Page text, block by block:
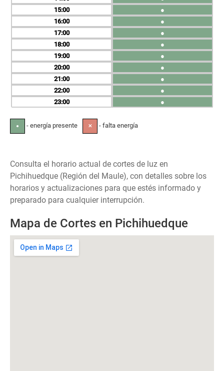
15
16
17
18
19
20
21
22
23
●
●
●
●
●
●
●
●
●
● - energía presente ✕ - falta energía
Consulta el horario actual de cortes de luz en
Pichihuedque (Región del Maule), con detalles sobre los
horarios y actualizaciones para que estés informado y
preparado para cualquier interrupción.
Mapa de Cortes en Pichihuedque